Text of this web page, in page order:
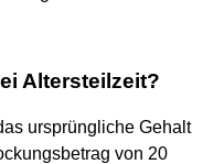
Altersteilzeit?
ursprüngliche Gehalt
von 20